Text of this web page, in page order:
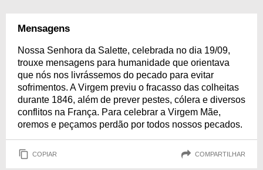
Mensagens
Nossa Senhora da Salette, celebrada no dia 19/09,
trouxe mensagens para humanidade que orientava
que nós nos livrássemos do pecado para evitar
sofrimentos. A Virgem previu o fracasso das colheitas
durante 1846, além de prever pestes, cólera e diversos
conflitos na França. Para celebrar a Virgem Mãe,
oremos e peçamos perdão por todos nossos pecados.
COPIAR COMPARTILHAR